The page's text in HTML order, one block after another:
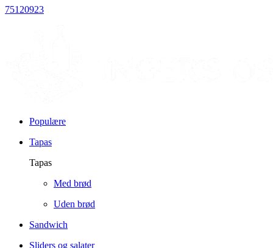
75120923
Populære
Tapas
Tapas
Med brød
Uden brød
Sandwich
Sliders og salater